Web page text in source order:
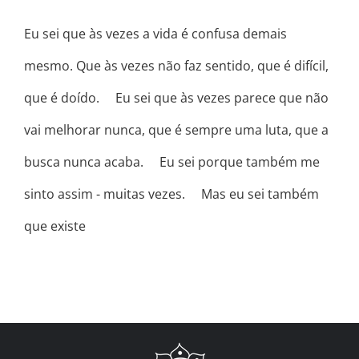
Eu sei que às vezes a vida é confusa demais
mesmo. Que às vezes não faz sentido, que é difícil,
que é doído. ⠀ Eu sei que às vezes parece que não
vai melhorar nunca, que é sempre uma luta, que a
busca nunca acaba. ⠀ Eu sei porque também me
sinto assim - muitas vezes. ⠀ Mas eu sei também
que existe